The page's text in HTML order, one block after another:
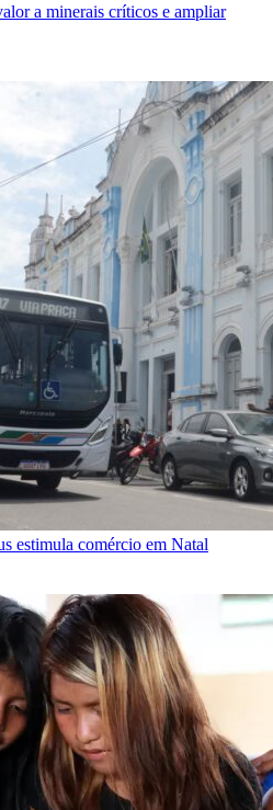
a minerais críticos e ampliar
estimula comércio em Natal